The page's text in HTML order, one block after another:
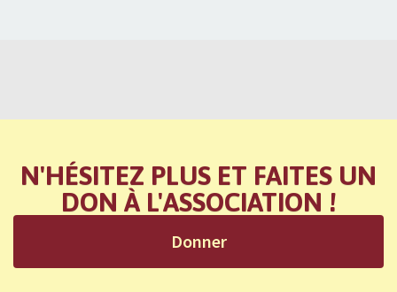
N'HÉSITEZ PLUS ET FAITES UN
DON À L'ASSOCIATION !
Donner